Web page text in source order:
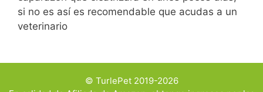
si no es así es recomendable que acudas a un
veterinario
© TurlePet 2019-2026